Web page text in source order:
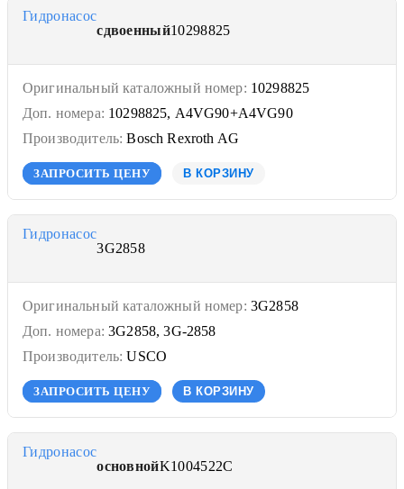
Гидронасос
сдвоенный10298825
Оригинальный каталожный номер: 10298825
Доп. номера: 10298825, A4VG90+A4VG90
Производитель: Bosch Rexroth AG
ЗАПРОСИТЬ ЦЕНУ В КОРЗИНУ
Гидронасос
3G2858
Оригинальный каталожный номер: 3G2858
Доп. номера: 3G2858, 3G-2858
Производитель: USCO
ЗАПРОСИТЬ ЦЕНУ В КОРЗИНУ
Гидронасос
основнойK1004522C